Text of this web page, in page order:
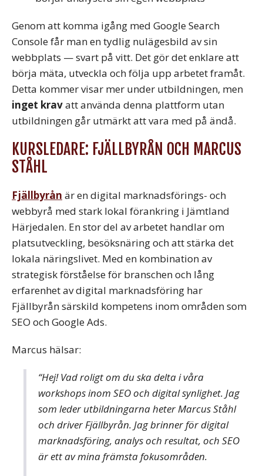
Genom att komma igång med Google Search
Console får man en tydlig nulägesbild av sin
webbplats — svart på vitt. Det gör det enklare att
börja mäta, utveckla och följa upp arbetet framåt.
Detta kommer visar mer under utbildningen, men
inget kravatt använda denna plattform utan
utbildningen går utmärkt att vara med på ändå.
KURSLEDARE: FJÄLLBYRÅN OCH MARCUS
STÅHL
Fjällbyrån är en digital marknadsförings- och
webbyrå med stark lokal förankring i Jämtland
Härjedalen. En stor del av arbetet handlar om
platsutveckling, besöksnäring och att stärka det
lokala näringslivet. Med en kombination av
strategisk förståelse för branschen och lång
erfarenhet av digital marknadsföring har
Fjällbyrån särskild kompetens inom områden som
SEO och Google Ads.
Marcus hälsar:
“Hej! Vad roligt om du ska delta i våra
workshops inom SEO och digital synlighet. Jag
som leder utbildningarna heter Marcus Ståhl
och driver Fjällbyrån. Jag brinner för digital
marknadsföring, analys och resultat, och SEO
är ett av mina främsta fokusområden.